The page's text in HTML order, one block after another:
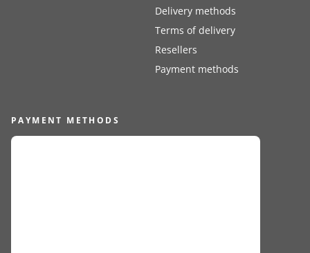
Delivery methods
Terms of delivery
Resellers
Payment methods
PAYMENT METHODS